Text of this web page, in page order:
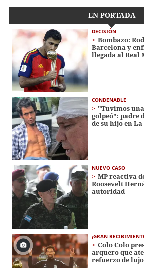
EN PORTADA
DECISIÓN
Bombazo:
Barcelona y
llegada al Real
CONDENABLE
"Tuvimos
golpeó": padre
de su hijo en La
NUEVO CASO
MP reactiva
Roosevelt
autoridad
¡GRAN
Colo Colo
arquero que
refuerzo de